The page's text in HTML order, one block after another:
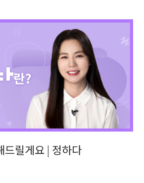
드릴게요 | 정하다